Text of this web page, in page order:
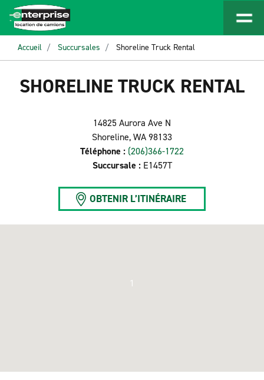
Accueil Succursales Shoreline Truck Rental
SHORELINE TRUCK RENTAL
14825 Aurora Ave N
Shoreline, WA 98133
Téléphone : (206)366-1722
Succursale : E1457T
OBTENIR L’ITINÉRAIRE
1